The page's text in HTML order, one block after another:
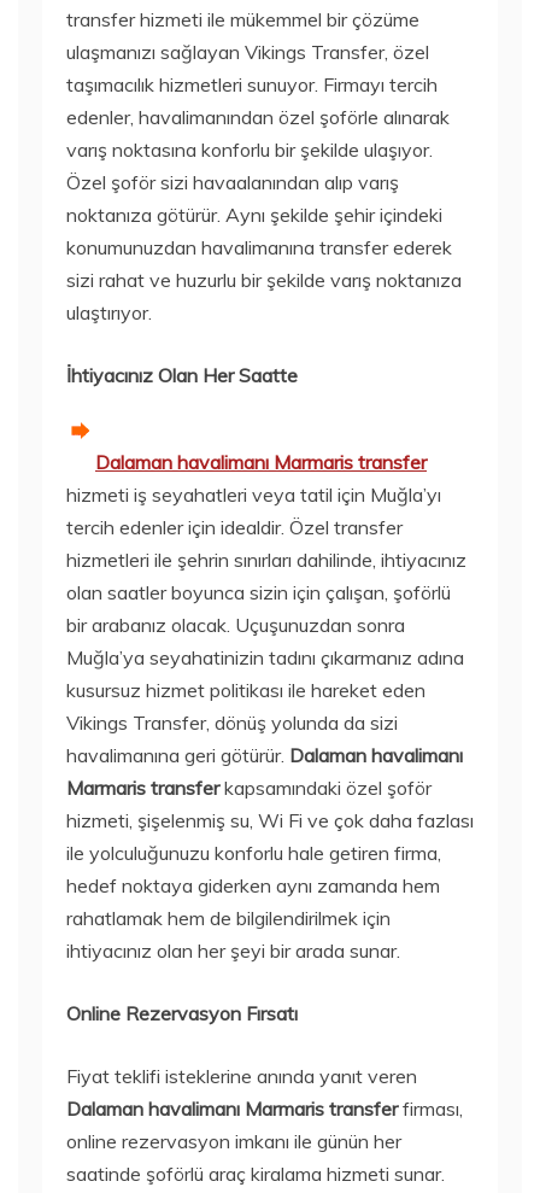
transfer hizmeti ile mükemmel bir çözüme
ulaşmanızı sağlayan Vikings Transfer, özel
taşımacılık hizmetleri sunuyor. Firmayı tercih
edenler, havalimanından özel şoförle alınarak
varış noktasına konforlu bir şekilde ulaşıyor.
Özel şoför sizi havaalanından alıp varış
noktanıza götürür. Aynı şekilde şehir içindeki
konumunuzdan havalimanına transfer ederek
sizi rahat ve huzurlu bir şekilde varış noktanıza
ulaştırıyor.
İhtiyacınız Olan Her Saatte
Dalaman havalimanı Marmaris transfer
hizmeti iş seyahatleri veya tatil için Muğla’yı
tercih edenler için idealdir. Özel transfer
hizmetleri ile şehrin sınırları dahilinde, ihtiyacınız
olan saatler boyunca sizin için çalışan, şoförlü
bir arabanız olacak. Uçuşunuzdan sonra
Muğla’ya seyahatinizin tadını çıkarmanız adına
kusursuz hizmet politikası ile hareket eden
Vikings Transfer, dönüş yolunda da sizi
havalimanına geri götürür. Dalaman havalimanı
Marmaris transferkapsamındaki özel şoför
hizmeti, şişelenmiş su, Wi Fi ve çok daha fazlası
ile yolculuğunuzu konforlu hale getiren firma,
hedef noktaya giderken aynı zamanda hem
rahatlamak hem de bilgilendirilmek için
ihtiyacınız olan her şeyi bir arada sunar.
Online Rezervasyon Fırsatı
Fiyat teklifi isteklerine anında yanıt veren
Dalaman havalimanı Marmaris transferfirması,
online rezervasyon imkanı ile günün her
saatinde şoförlü araç kiralama hizmeti sunar.